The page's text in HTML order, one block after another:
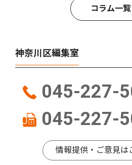
コラム一覧
神奈川区編集室
045-227-
045-227-
情報提供・ご意見は